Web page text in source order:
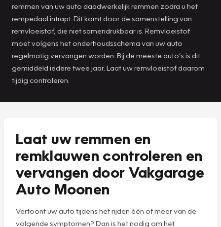
remmen van uw auto daadwerkelijk remmen zodra u het
rempedaal intrapt. Dit komt door de samenstelling van
remvloeistof, die niet samendrukbaar is. Remvloeistof
moet volgens het onderhoudsschema van uw auto
regelmatig vervangen worden. Bij de meeste auto’s is dit
gemiddeld iedere twee jaar. Laat uw remvloeistof daarom
tijdig controleren.
Laat uw remmen en
remklauwen controleren en
vervangen door Vakgarage
Auto Moonen
Vertoont uw auto tijdens het rijden één of meer van de
volgende symptomen? Dan is het nodig om het